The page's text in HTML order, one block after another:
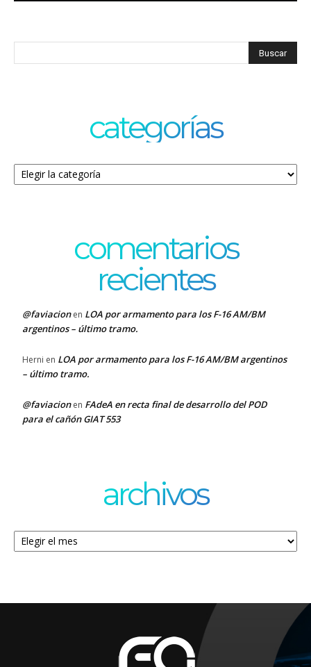
categorías
Categorías
comentarios
recientes
@faviacionen LOA por armamento para los F-16 AM/BM
argentinos – último tramo.
Herni en LOA por armamento para los F-16 AM/BM argentinos
– último tramo.
@faviacionen FAdeA en recta final de desarrollo del POD
para el cañón GIAT 553
archivos
Archivos